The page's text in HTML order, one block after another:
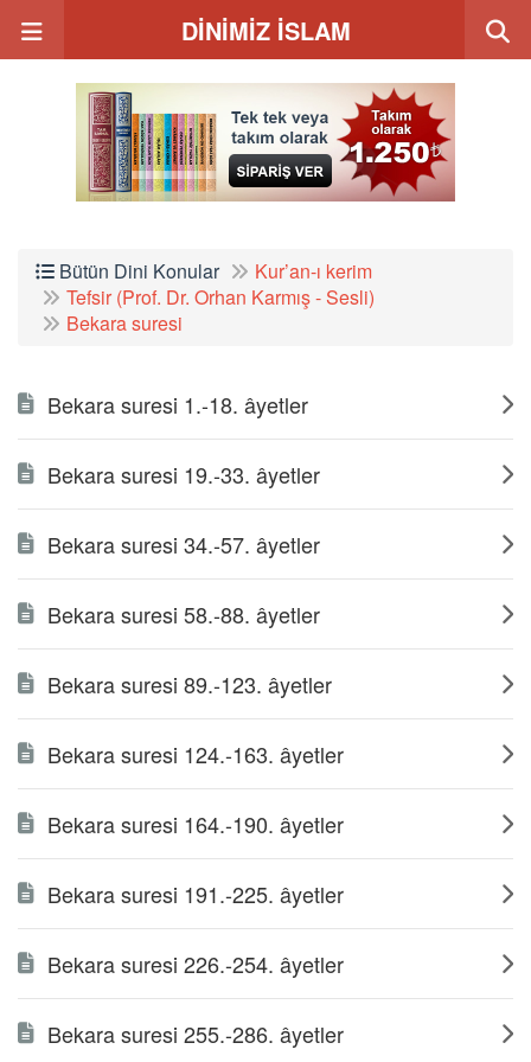
DİNİMİZ İSLAM
Bütün Dini Konular
Kur’an-ı kerim
Tefsir (Prof. Dr. Orhan Karmış - Sesli)
Bekara suresi
Bekara suresi 1.-18. âyetler
Bekara suresi 19.-33. âyetler
Bekara suresi 34.-57. âyetler
Bekara suresi 58.-88. âyetler
Bekara suresi 89.-123. âyetler
Bekara suresi 124.-163. âyetler
Bekara suresi 164.-190. âyetler
Bekara suresi 191.-225. âyetler
Bekara suresi 226.-254. âyetler
Bekara suresi 255.-286. âyetler